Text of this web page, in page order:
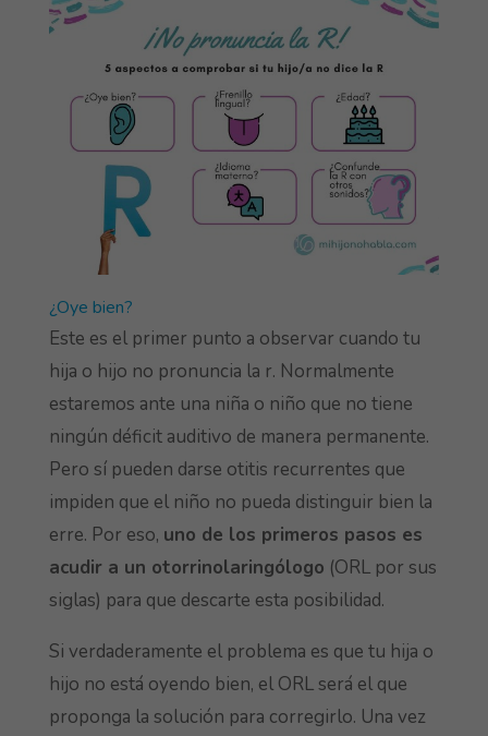
¿Oye bien?
Este es el primer punto a observar cuando tu
hija o hijo no pronuncia la r. Normalmente
estaremos ante una niña o niño que no tiene
ningún déficit auditivo de manera permanente.
Pero sí pueden darse otitis recurrentes que
impiden que el niño no pueda distinguir bien la
erre. Por eso, uno de los primeros pasos es
acudir a un otorrinolaringólogo (ORL por sus
siglas) para que descarte esta posibilidad.
Si verdaderamente el problema es que tu hija o
hijo no está oyendo bien, el ORL será el que
proponga la solución para corregirlo. Una vez